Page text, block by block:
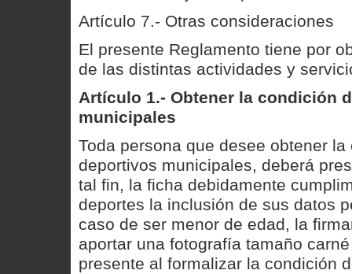
Artículo 7.- Otras consideraciones
El presente Reglamento tiene por
de las distintas actividades y
Artículo 1.- Obtener la condición
municipales
Toda persona que desee obtener
deportivos municipales, deberá
tal fin, la ficha debidamente
deportes la inclusión de sus datos
caso de ser menor de edad, la
aportar una fotografía tamaño
presente al formalizar la condición